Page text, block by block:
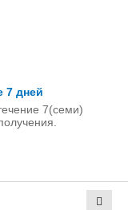
7 дней
7(семи)